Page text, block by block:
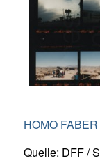
HOMO
Quelle: DFF /